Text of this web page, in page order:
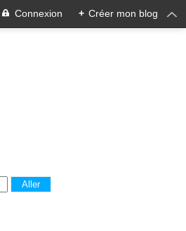
Connexion + Créer mon blog